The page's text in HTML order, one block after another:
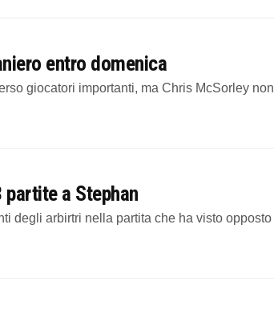
entro domenica
giocatori importanti, ma Chris McSorley non
a Stephan
degli arbirtri nella partita che ha visto opposto